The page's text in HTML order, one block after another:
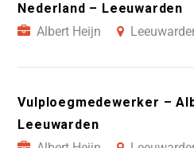
Nederland – Leeuwarden
Albert Heijn
Vulploegmedewerker –
Leeuwarden